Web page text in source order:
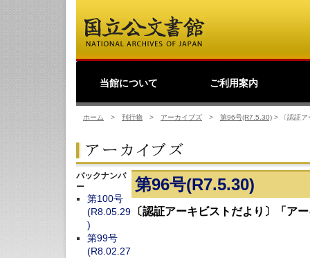
当館について
館長挨拶
事業理念
公文書館概要
業務・活動
歴史公文書等の移管か
ら利用まで
館主催見学会
調査・研究
研修・全国公文書館会
議
国際交流
ご利用案内
利用規則
閲覧室ご利用案内
写しの交付等のご案内
貸出しその他のご案内
取材のご案内
よくあるご質問
ショップ
友の会 デ
日
ホーム > 刊行物 > アーカイブズ > 第96号(R7.5.30) > 〔認証
第96号(R7.5.30)
〔認証アーキビストだより〕「ア
バックナンバ
ー
第100号
(R8.05.29
)
第99号
(R8.02.27